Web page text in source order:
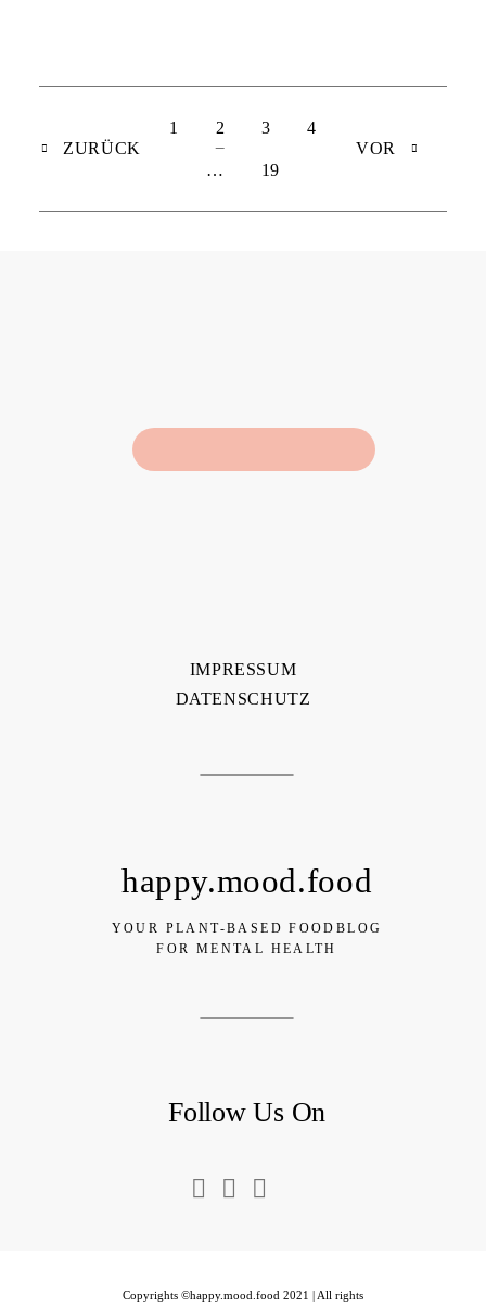
ZURÜCK
1 2 3 4
… 19
VOR
happy.mood.food
Follow Us On
IMPRESSUM
DATENSCHUTZ
YOUR PLANT-BASED FOODBLOG
FOR MENTAL HEALTH
Copyrights ©happy.mood.food 2021 | All rights